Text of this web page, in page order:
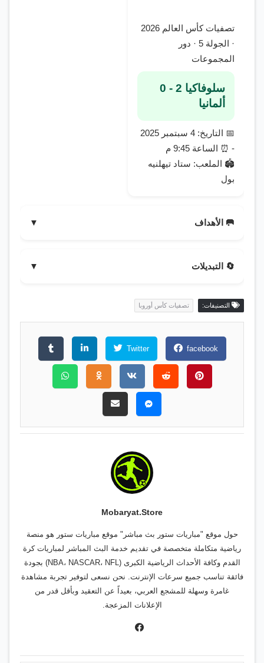
تصفيات كأس العالم 2026
· الجولة 5 · دور
المجموعات
سلوفاكيا 2 - 0
ألمانيا
📅 التاريخ: 4 سبتمبر 2025
- ⏰ الساعة 9:45 م
🏟️ الملعب: ستاد تيهلنيه
بول
🥅 الأهداف ▼
55′ دافيد ستريليتس (🎯 صناعة: نوربير غيومبر)
🔄 التبديلات ▼
66′ ↑ توماس ريجو ⬇ دافيد دوريس
ألمانيا:
46′ ↑ ديفيد راوم ⬇ نامدي كولينز
60′ ↑ نديم أميري ⬇ أنجيلو شتيلر
66′ ↑ كريم أديمي ⬇ سيرجي غنابري
التصنيفات: تصفيات كأس أوروبا
facebook
Twitter
Mobaryat.store
حول موقع "مباريات ستور بث مباشر" موقع مباريات ستور هو منصة
رياضية متكاملة متخصصة في تقديم خدمة البث المباشر لمباريات كرة
القدم وكافة الأحداث الرياضية الكبرى (NBA، NASCAR، NFL) بجودة
فائقة تناسب جميع سرعات الإنترنت. نحن نسعى لتوفير تجربة مشاهدة
غامرة وسهلة للمشجع العربي، بعيداً عن التعقيد وبأقل قدر من
الإعلانات المزعجة.